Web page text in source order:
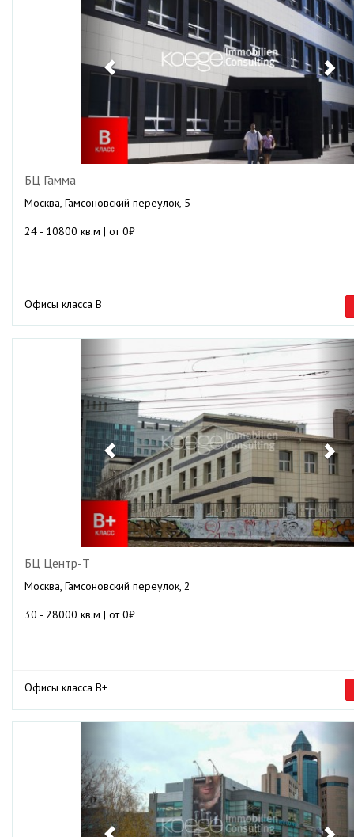
БЦ Гамма
Москва, Гамсоновский переулок, 5
24 - 10800 кв.м | от 0₽
Офисы класса B
Previous
БЦ Центр-Т
Москва, Гамсоновский переулок, 2
30 - 28000 кв.м | от 0₽
Офисы класса B+